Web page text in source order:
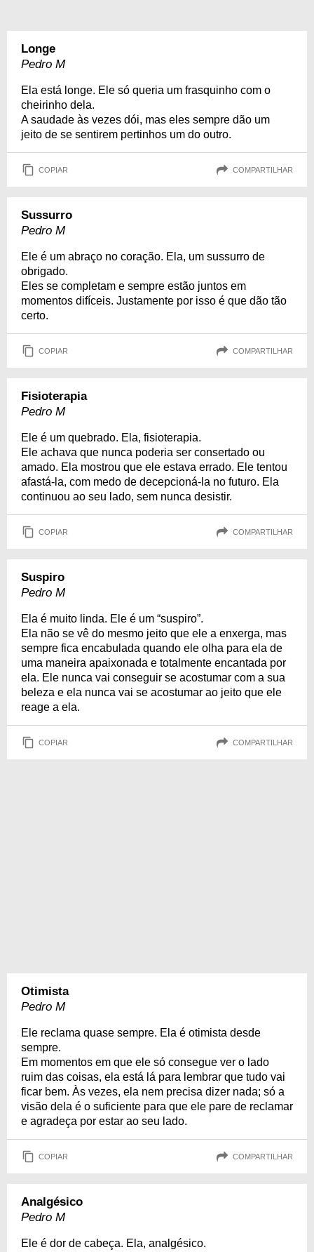
Longe
Pedro M
Ela está longe. Ele só queria um frasquinho com o
cheirinho dela.
A saudade às vezes dói, mas eles sempre dão um
jeito de se sentirem pertinhos um do outro.
COPIAR COMPARTILHAR
Sussurro
Pedro M
Ele é um abraço no coração. Ela, um sussurro de
obrigado.
Eles se completam e sempre estão juntos em
momentos difíceis. Justamente por isso é que dão tão
certo.
COPIAR COMPARTILHAR
Fisioterapia
Pedro M
Ele é um quebrado. Ela, fisioterapia.
Ele achava que nunca poderia ser consertado ou
amado. Ela mostrou que ele estava errado. Ele tentou
afastá-la, com medo de decepcioná-la no futuro. Ela
continuou ao seu lado, sem nunca desistir.
COPIAR COMPARTILHAR
Suspiro
Pedro M
Ela é muito linda. Ele é um “suspiro”.
Ela não se vê do mesmo jeito que ele a enxerga, mas
sempre fica encabulada quando ele olha para ela de
uma maneira apaixonada e totalmente encantada por
ela. Ele nunca vai conseguir se acostumar com a sua
beleza e ela nunca vai se acostumar ao jeito que ele
reage a ela.
COPIAR COMPARTILHAR
Otimista
Pedro M
Ele reclama quase sempre. Ela é otimista desde
sempre.
Em momentos em que ele só consegue ver o lado
ruim das coisas, ela está lá para lembrar que tudo vai
ficar bem. Às vezes, ela nem precisa dizer nada; só a
visão dela é o suficiente para que ele pare de reclamar
e agradeça por estar ao seu lado.
COPIAR COMPARTILHAR
Analgésico
Pedro M
Ele é dor de cabeça. Ela, analgésico.